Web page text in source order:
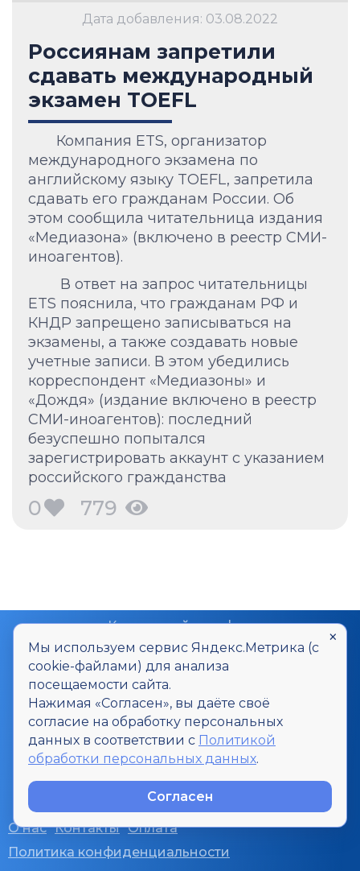
Дата добавления: 03.08.2022
Россиянам запретили
сдавать международный
экзамен TOEFL
Компания ETS, организатор
международного экзамена по
английскому языку TOEFL, запретила
сдавать его гражданам России. Об
этом сообщила читательница издания
«Медиазона» (включено в реестр СМИ-
иноагентов).
В ответ на запрос читательницы
ETS пояснила, что гражданам РФ и
КНДР запрещено записываться на
экзамены, а также создавать новые
учетные записи. В этом убедились
корреспондент «Медиазоны» и
«Дождя» (издание включено в реестр
СМИ-иноагентов): последний
безуспешно попытался
зарегистрировать аккаунт с указанием
российского гражданства
0 779
×
Мы используем сервис Яндекс.Метрика (с
cookie-файлами) для анализа
посещаемости сайта.
Нажимая «Согласен», вы даёте своё
согласие на обработку персональных
данных в соответствии с Политикой
обработки персональных данных.
Согласен
Контактный телефон
8-800-700-20-06
Контактный E-mail
smi@u-inf.ru
Все интересующие вопросы Вы
можете задать через форму
Задать вопрос
О нас Контакты Оплата
Политика конфиденциальности